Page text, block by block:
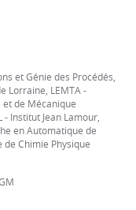
et Génie des Procédés,
Lorraine, LEMTA -
de Mécanique
- Institut Jean Lamour,
en Automatique de
de Chimie Physique